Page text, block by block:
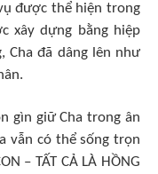
được thể hiện trong
xây dựng bằng hiệp
Cha đã dâng lên như
gìn giữ Cha trong ân
vẫn có thể sống trọn
– TẤT CẢ LÀ HỒNG